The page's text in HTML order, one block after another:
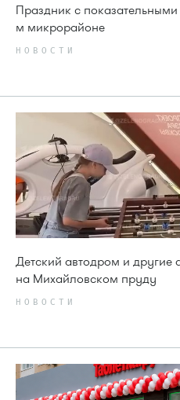
Праздник с
м микрорайоне
НОВОСТИ
Детский автодром и другие
на Михайловском пруду
НОВОСТИ